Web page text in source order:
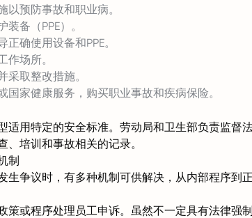
以预防事故和职业病。
备（PPE）。
确使用设备和PPE。
作场所。
采取整改措施。
国家健康服务，购买职业事故和疾病保险。
适用特定的安全标准。劳动局和卫生部负责监督
、培训和事故相关的记录。
制
生争议时，有多种机制可供解决，从内部程序到正
策或程序处理员工申诉。虽然不一定具有法律强